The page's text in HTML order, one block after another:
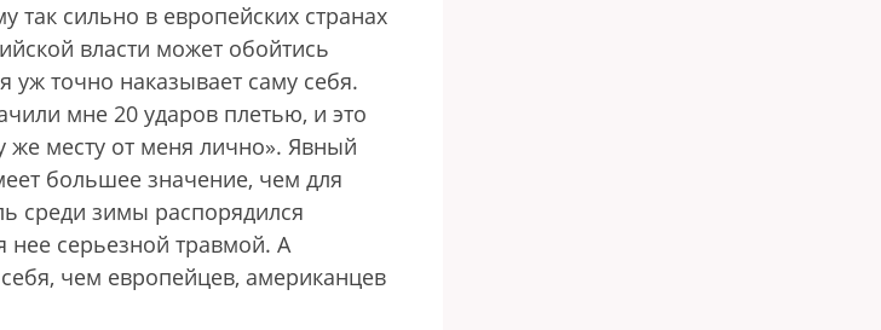
так сильно в европейских странах
власти может обойтись
уж точно наказывает саму себя.
мне 20 ударов плетью, и это
же месту от меня лично». Явный
большее значение, чем для
среди зимы распорядился
нее серьезной травмой. А
чем европейцев, американцев